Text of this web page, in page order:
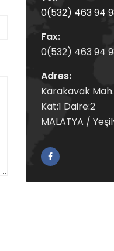
0(532) 463 94
Fax:
0(532) 463 94
Adres:
Karakavak
Kat:1 Daire:2
MALATYA /